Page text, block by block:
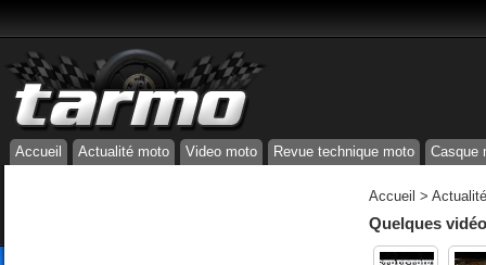
Accueil Actualité moto Video moto Revue technique moto Casque
Accueil >
Quelques